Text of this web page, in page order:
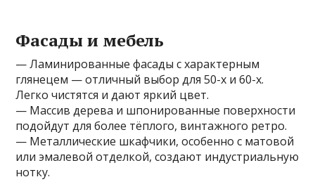
Фасады и мебель
— Ламинированные фасады с характерным
глянецем — отличный выбор для 50-х и 60-х.
Легко чистятся и дают яркий цвет.
— Массив дерева и шпонированные поверхности
подойдут для более тёплого, винтажного ретро.
— Металлические шкафчики, особенно с матовой
или эмалевой отделкой, создают индустриальную
нотку.